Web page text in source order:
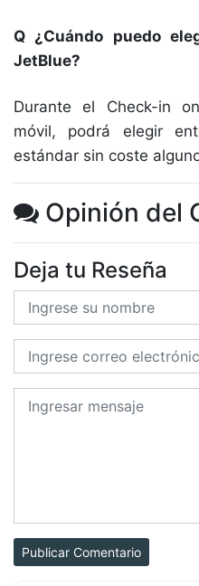
Q ¿Cuándo puedo
JetBlue?
Durante el Check-in
móvil, podrá elegir
estándar sin coste
Opinión del
Deja tu Reseña
Publicar Comentario